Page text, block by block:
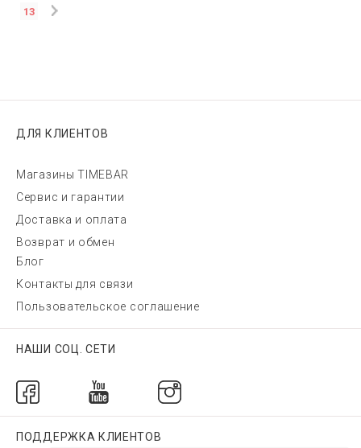
13
ДЛЯ КЛИЕНТОВ
Магазины TIMEBAR
Сервис и гарантии
Доставка и оплата
Возврат и обмен
Блог
Контакты для связи
Пользовательское соглашение
НАШИ СОЦ. СЕТИ
ПОДДЕРЖКА КЛИЕНТОВ